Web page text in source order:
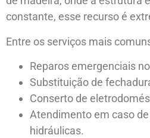
constante, esse recurso é
Entre os serviços mais
Reparos emergenciais
Substituição de
Conserto de
Atendimento em caso
hidráulicas.